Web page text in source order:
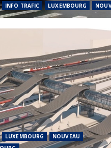
INFO TRAFIC LUXEMBOURG
LUXEMBOURG
NOUVEAU